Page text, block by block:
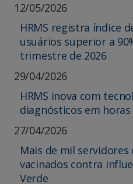
12/05/2026
HRMS registra índice
usuários superior a
trimestre de 2026
29/04/2026
HRMS inova com
diagnósticos em horas
27/04/2026
Mais de mil servidores
vacinados contra
Verde